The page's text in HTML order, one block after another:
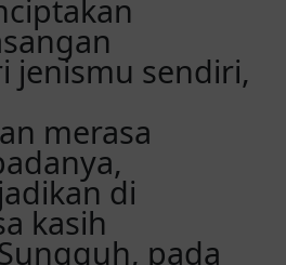
jenismu sendiri,
merasa
di
kasih
pada